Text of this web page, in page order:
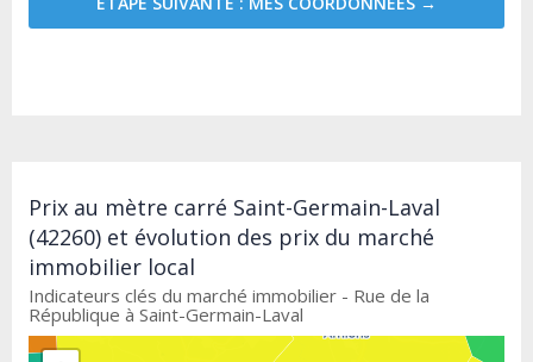
Prix au mètre carré Saint-Germain-Laval
(42260) et évolution des prix du marché
immobilier local
Indicateurs clés du marché immobilier - Rue de la
République à Saint-Germain-Laval